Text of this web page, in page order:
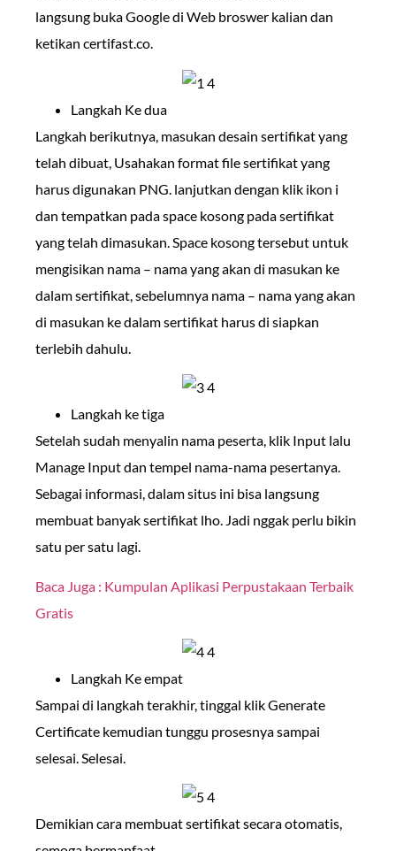
langsung buka Google di Web broswer kalian dan
ketikan certifast.co.
Langkah Ke dua
Langkah berikutnya, masukan desain sertifikat yang
telah dibuat, Usahakan format file sertifikat yang
harus digunakan PNG. lanjutkan dengan klik ikon i
dan tempatkan pada space kosong pada sertifikat
yang telah dimasukan. Space kosong tersebut untuk
mengisikan nama – nama yang akan di masukan ke
dalam sertifikat, sebelumnya nama – nama yang akan
di masukan ke dalam sertifikat harus di siapkan
terlebih dahulu.
Langkah ke tiga
Setelah sudah menyalin nama peserta, klik Input lalu
Manage Input dan tempel nama-nama pesertanya.
Sebagai informasi, dalam situs ini bisa langsung
membuat banyak sertifikat lho. Jadi nggak perlu bikin
satu per satu lagi.
Baca Juga : Kumpulan Aplikasi Perpustakaan Terbaik
Gratis
Langkah Ke empat
Sampai di langkah terakhir, tinggal klik Generate
Certificate kemudian tunggu prosesnya sampai
selesai. Selesai.
Demikian cara membuat sertifikat secara otomatis,